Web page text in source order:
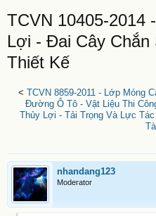
TCVN 10405-2014
Lợi - Đai Cây Chắn
Thiết Kế
< TCVN 8859-2011 - Lớp Móng
Đường Ô Tô - Vật Liệu Thi
Thủy Lợi - Tải Trọng Và Lực
nhandang123
Moderator